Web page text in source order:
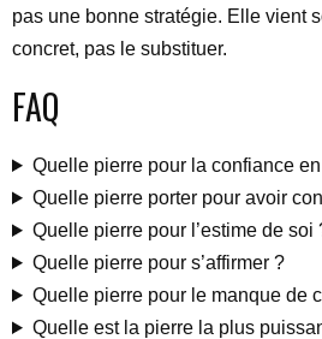
pas une bonne stratégie. Elle vient
concret, pas le substituer.
FAQ
Quelle pierre pour la confiance
Quelle pierre porter pour avoir
Quelle pierre pour l’estime de soi
Quelle pierre pour s’affirmer ?
Quelle pierre pour le manque de
Quelle est la pierre la plus